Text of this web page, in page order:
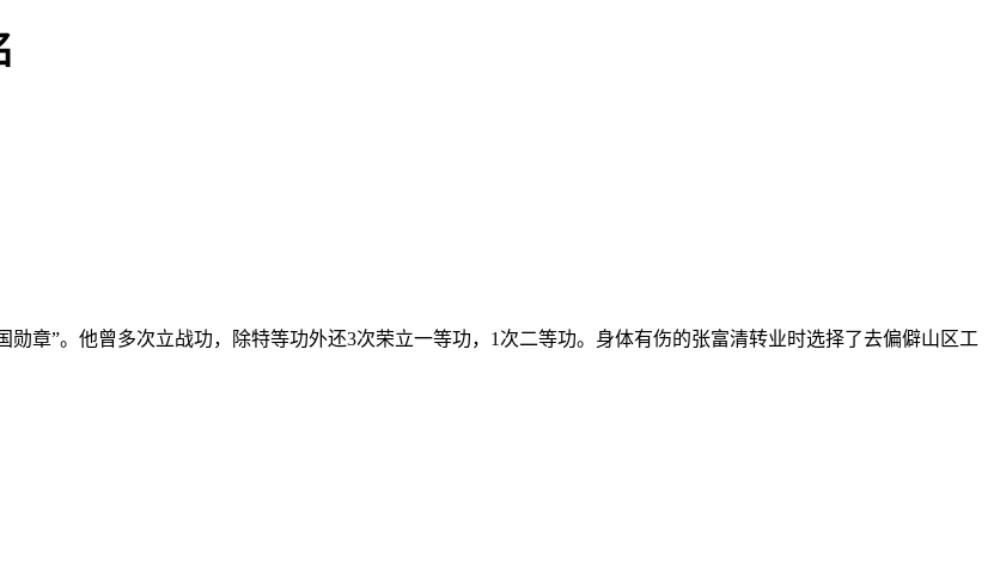
勋章”。他曾多次立战功，除特等功外还3次荣立一等功，1次二等功。身体有伤的张富清转业时选择了去偏僻山区工